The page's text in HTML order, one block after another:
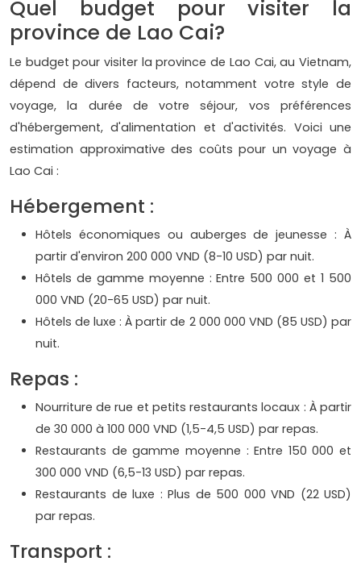
Quel budget pour visiter la
province de Lao Cai?
Le budget pour visiter la province de Lao Cai, au Vietnam,
dépend de divers facteurs, notamment votre style de
voyage, la durée de votre séjour, vos préférences
d'hébergement, d'alimentation et d'activités. Voici une
estimation approximative des coûts pour un voyage à
Lao Cai :
Hébergement :
Hôtels économiques ou auberges de jeunesse : À
partir d'environ 200 000 VND (8-10 USD) par nuit.
Hôtels de gamme moyenne : Entre 500 000 et 1 500
000 VND (20-65 USD) par nuit.
Hôtels de luxe : À partir de 2 000 000 VND (85 USD) par
nuit.
Repas :
Nourriture de rue et petits restaurants locaux : À partir
de 30 000 à 100 000 VND (1,5-4,5 USD) par repas.
Restaurants de gamme moyenne : Entre 150 000 et
300 000 VND (6,5-13 USD) par repas.
Restaurants de luxe : Plus de 500 000 VND (22 USD)
par repas.
Transport :